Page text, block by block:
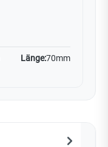
Länge:70mm